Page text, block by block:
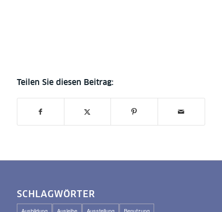
SCHLAGWÖRTER
Ausbildung Ausleihe Ausstellung
Benutzung